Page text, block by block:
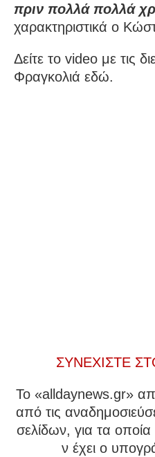
πριν πολλά πολλά
χαρακτηριστικά ο
Δείτε το video με τις
Φραγκολιά εδώ.
ΣΥΝΕΧΙΣΤΕ
To «alldaynews.gr»
από τις
σελίδων, για τα
ν έχει ο